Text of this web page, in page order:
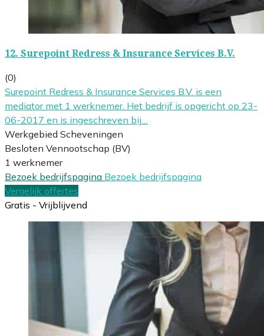
12. Surepoint Redress & Insurance Services B.V.
(0)
Surepoint Redress & Insurance Services B.V. is een
mediator met 1 werknemer. Het bedrijf is opgericht op 23-
06-2017 en is ingeschreven bij…
Werkgebied Scheveningen
Besloten Vennootschap (BV)
1 werknemer
Bezoek bedrijfspagina Bezoek bedrijfspagina
Vergelijk offertes
Gratis - Vrijblijvend